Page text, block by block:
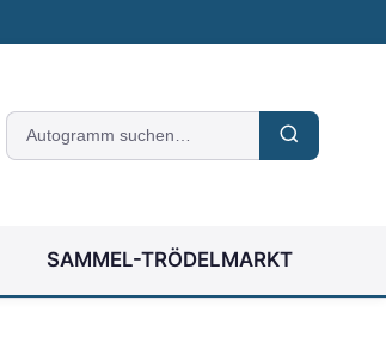
Suche
nach
SAMMEL-TRÖDELMARKT